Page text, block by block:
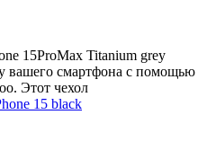
15ProMax Titanium grey
вашего смартфона с помощью
Этот чехол